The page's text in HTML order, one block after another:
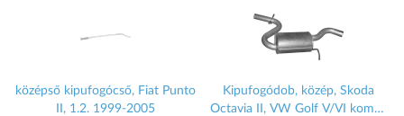
középső kipufogócső, Fiat Punto
II, 1.2. 1999-2005
Kipufogódob, közép, Skoda
Octavia II, VW Golf V/VI kombi,